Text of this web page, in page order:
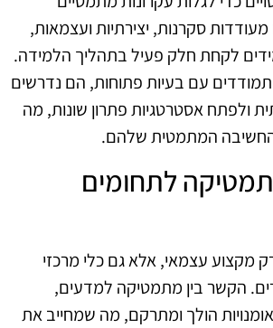
סקרנות, יצירתיות ועצמאות,
לקחת חלק פעיל בתהליך הלמידה.
עם בעיות פתוחות, הם נדרשים
ולפתח אסטרטגיות פתרון שונות, מה
המתמטית שלהם.
לתחומים
מקצוע עצמאי, אלא גם כלי מרכזי
הקשר בין מתמטיקה למדעים,
הולך ומתרקם, מה שמחייב את